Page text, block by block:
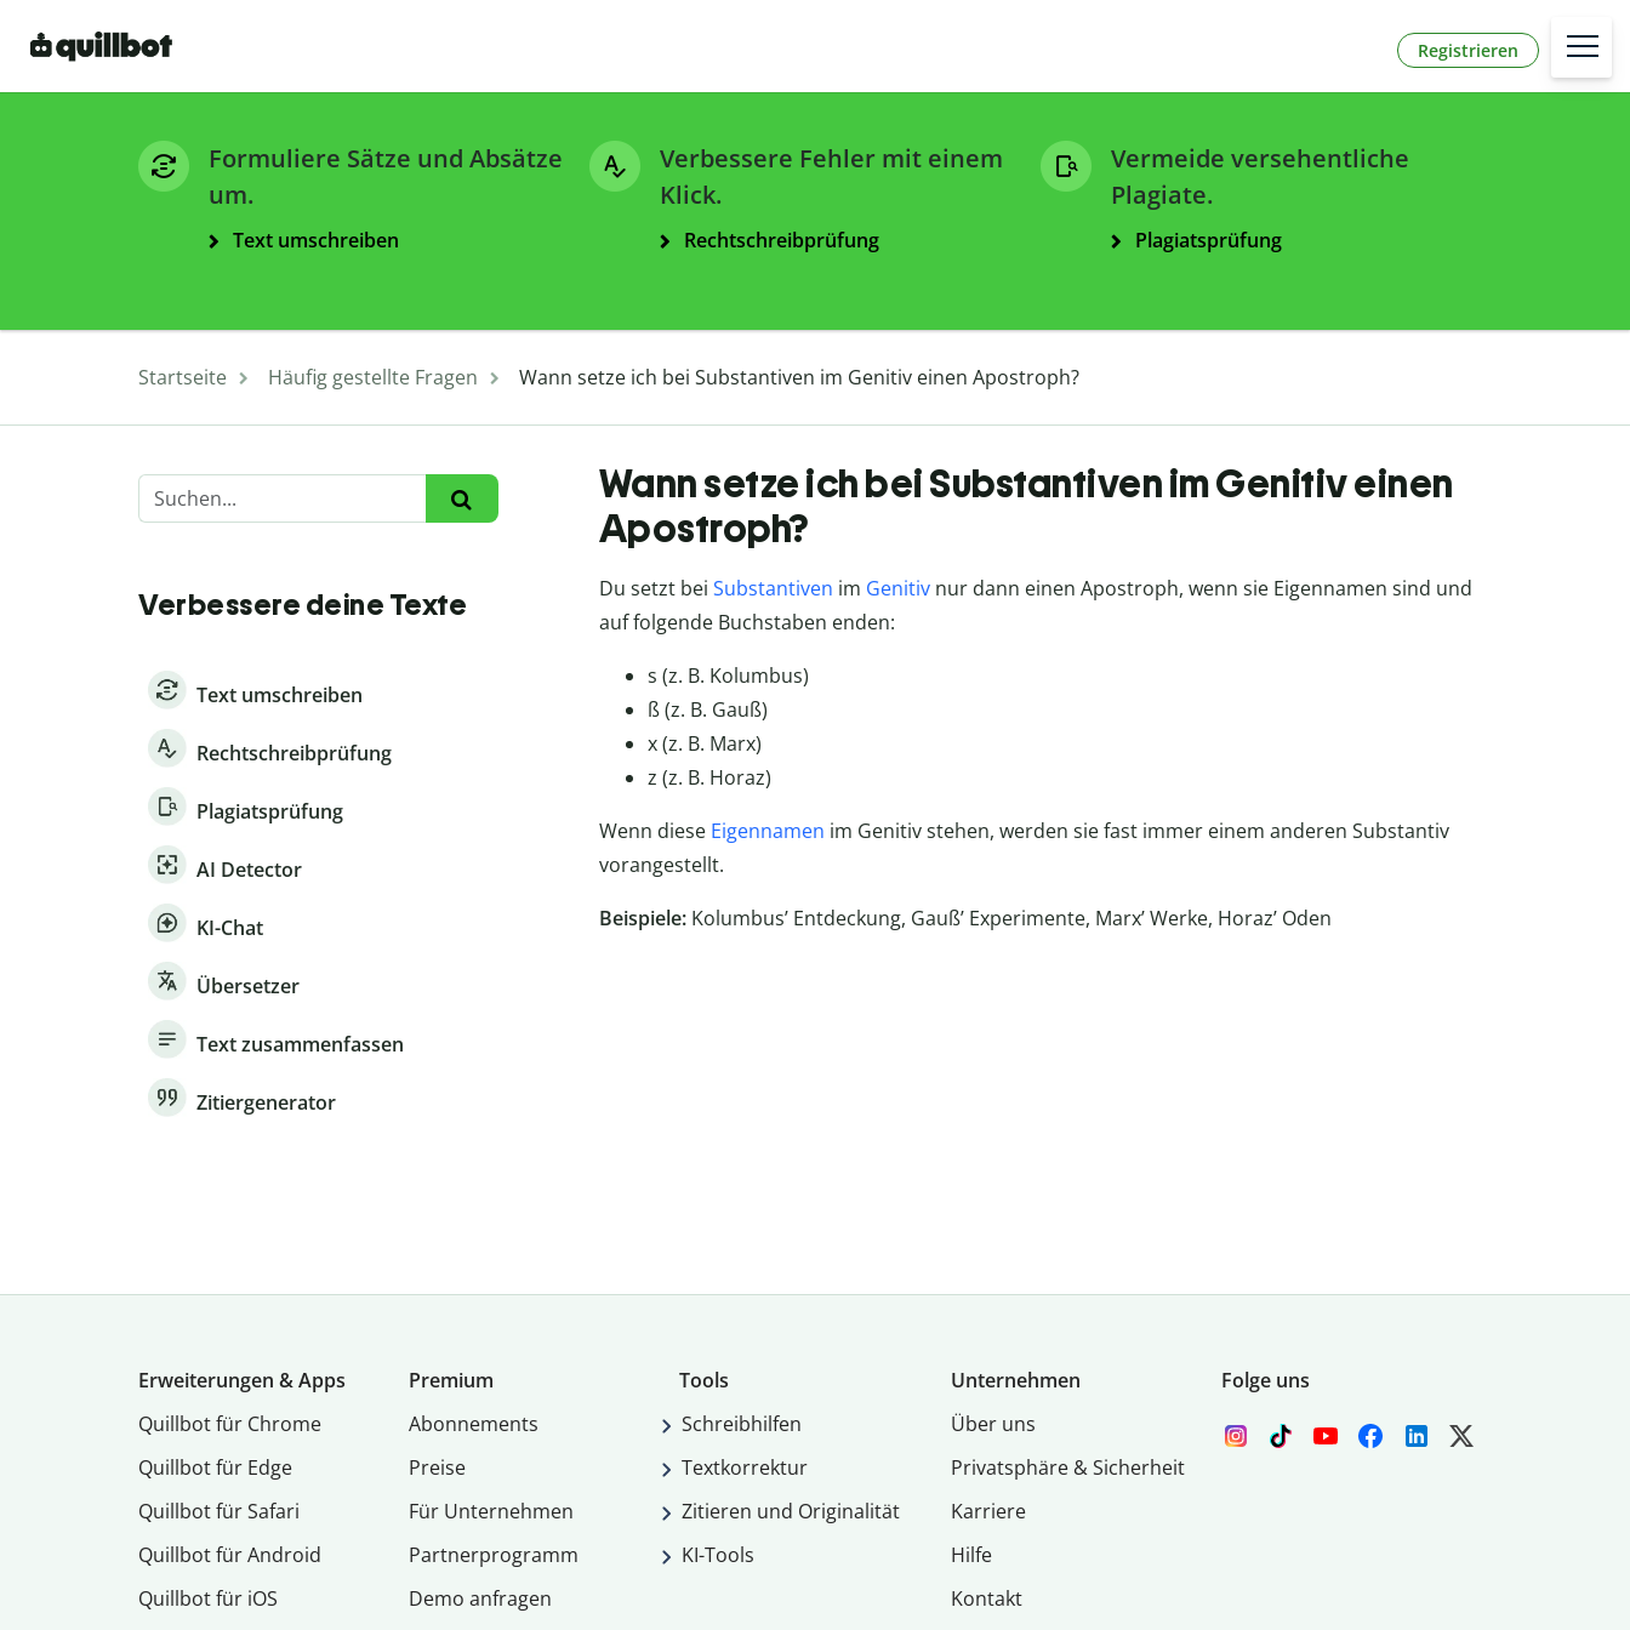
Registrieren
Formuliere Sätze und Absätze
um.
Text umschreiben
Verbessere Fehler mit einem
Klick.
Rechtschreibprüfung
Vermeide versehentliche
Plagiate.
Plagiatsprüfung
Startseite Häufig gestellte Fragen Wann setze ich bei Substantiven im Genitiv einen Apostroph?
Verbessere deine Texte
Text umschreiben
Rechtschreibprüfung
Plagiatsprüfung
AI Detector
KI-Chat
Übersetzer
Text zusammenfassen
Zitiergenerator
Wann setze ich bei Substantiven im Genitiv einen
Apostroph?
Du setzt bei Substantiven im Genitivnur dann einen Apostroph, wenn sie Eigennamen sind und
auf folgende Buchstaben enden:
s (z. B. Kolumbus)
ß (z. B. Gauß)
x (z. B. Marx)
z (z. B. Horaz)
Wenn diese Eigennamen im Genitiv stehen, werden sie fast immer einem anderen Substantiv
vorangestellt.
Beispiele:Kolumbus’ Entdeckung, Gauß’ Experimente, Marx’ Werke, Horaz’ Oden
Erweiterungen & Apps
Quillbot für Chrome
Quillbot für Edge
Quillbot für Safari
Quillbot für Android
Quillbot für iOS
Premium
Abon­ne­ments
Preise
Für Unternehmen
Partnerprogramm
Demo anfragen
Tools
Schreibhilfen
Textkorrektur
Zitieren und Originalität
KI-Tools
Unternehmen
Über uns
Privatsphäre & Sicherheit
Karriere
Hilfe
Kontakt
Folge uns